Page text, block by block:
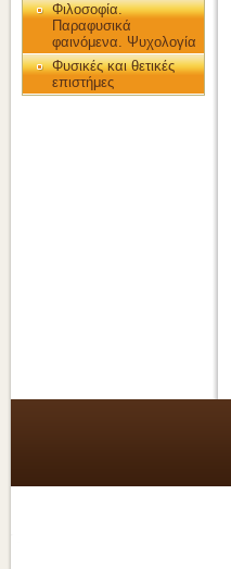
Φιλοσοφία.
Παραφυσικά
φαινόμενα. Ψυχολογία
Φυσικές και θετικές
επιστήμες